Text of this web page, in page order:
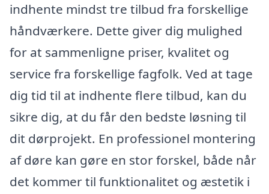
indhente mindst tre tilbud fra forskellige
håndværkere. Dette giver dig mulighed
for at sammenligne priser, kvalitet og
service fra forskellige fagfolk. Ved at tage
dig tid til at indhente flere tilbud, kan du
sikre dig, at du får den bedste løsning til
dit dørprojekt. En professionel montering
af døre kan gøre en stor forskel, både når
det kommer til funktionalitet og æstetik i